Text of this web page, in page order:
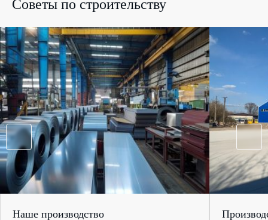
Советы по строительству
Наше производство